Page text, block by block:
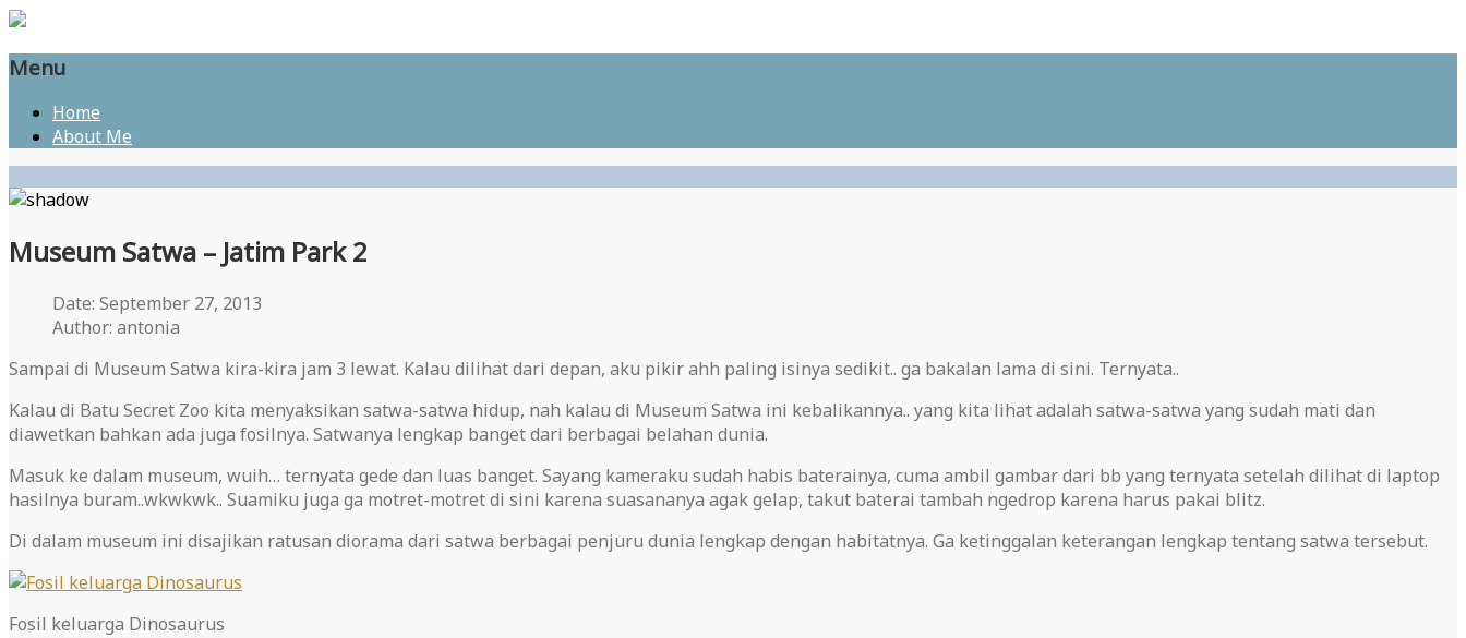
Menu
Home
About Me
Museum Satwa – Jatim Park 2
Date: September 27, 2013
Author: antonia
Sampai di Museum Satwa kira-kira jam 3 lewat. Kalau dilihat dari depan, aku pikir ahh paling isinya sedikit.. ga bakalan lama di sini. Ternyata..
Kalau di Batu Secret Zoo kita menyaksikan satwa-satwa hidup, nah kalau di Museum Satwa ini kebalikannya.. yang kita lihat adalah satwa-satwa yang sudah mati dan
diawetkan bahkan ada juga fosilnya. Satwanya lengkap banget dari berbagai belahan dunia.
Masuk ke dalam museum, wuih… ternyata gede dan luas banget. Sayang kameraku sudah habis baterainya, cuma ambil gambar dari bb yang ternyata setelah dilihat di laptop
hasilnya buram..wkwkwk.. Suamiku juga ga motret-motret di sini karena suasananya agak gelap, takut baterai tambah ngedrop karena harus pakai blitz.
Di dalam museum ini disajikan ratusan diorama dari satwa berbagai penjuru dunia lengkap dengan habitatnya. Ga ketinggalan keterangan lengkap tentang satwa tersebut.
Fosil keluarga Dinosaurus